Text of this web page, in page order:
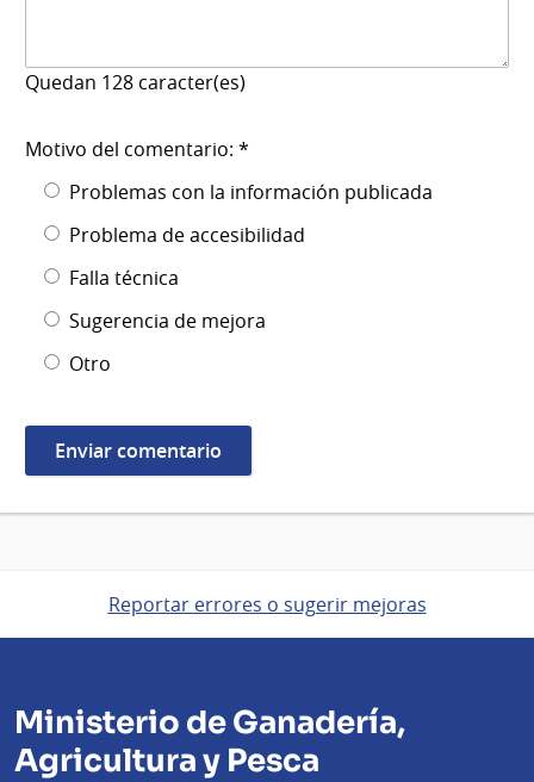
Quedan 128 caracter(es)
Motivo del comentario: *
Problemas con la información publicada
Problema de accesibilidad
Falla técnica
Sugerencia de mejora
Otro
Reportar errores o sugerir mejoras
Ministerio de Ganadería,
Agricultura y Pesca